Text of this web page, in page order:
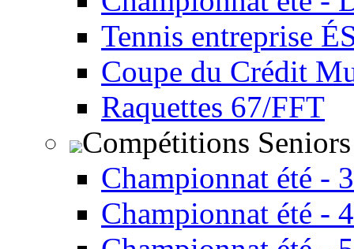
Tennis entreprise
Coupe du Crédit
Raquettes 67/FFT
Compétitions
Championnat été -
Championnat été -